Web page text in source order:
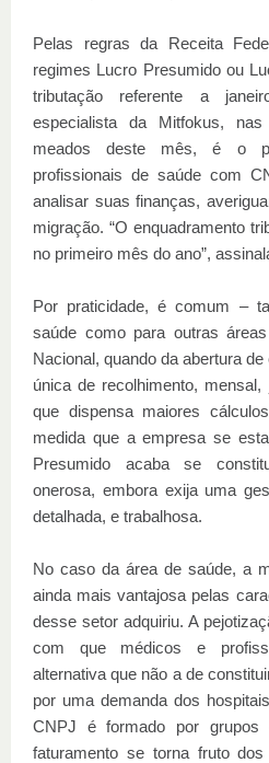
Pelas regras da Receita
regimes Lucro Presumido ou
tributação referente a
especialista da Mitfokus,
meados deste mês, é o
profissionais de saúde com
analisar suas finanças,
migração. “O enquadramento
no primeiro mês do ano”,
Por praticidade, é comum –
saúde como para outras
Nacional, quando da abertura
única de recolhimento,
que dispensa maiores
medida que a empresa se
Presumido acaba se
onerosa, embora exija uma
detalhada, e trabalhosa.
No caso da área de saúde, a
ainda mais vantajosa pelas
desse setor adquiriu. A
com que médicos e
alternativa que não a de
por uma demanda dos
CNPJ é formado por grupos
faturamento se torna fruto